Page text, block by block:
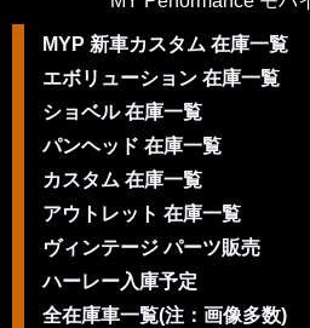
MYP 新車カスタム 在庫一覧
エボリューション 在庫一覧
ショベル 在庫一覧
パンヘッド 在庫一覧
カスタム 在庫一覧
アウトレット 在庫一覧
ヴィンテージ パーツ販売
ハーレー入庫予定
全在庫車一覧(注：画像多数)